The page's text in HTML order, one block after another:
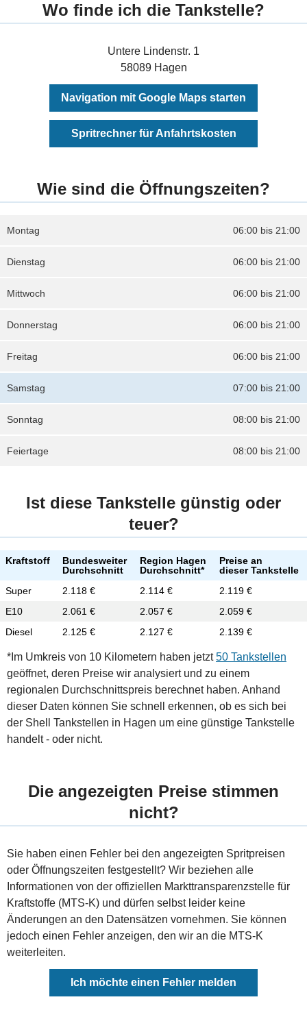
Wo finde ich die Tankstelle?
Untere Lindenstr. 1
58089 Hagen
Navigation mit Google Maps starten
Spritrechner für Anfahrtskosten
Wie sind die Öffnungszeiten?
06:00 bis 21:00
Montag
06:00 bis 21:00
Dienstag
06:00 bis 21:00
Mittwoch
06:00 bis 21:00
Donnerstag
06:00 bis 21:00
Freitag
07:00 bis 21:00
Samstag
08:00 bis 21:00
Sonntag
08:00 bis 21:00
Feiertage
Ist diese Tankstelle günstig oder
teuer?
Kraftstoff
Bundesweiter
Durchschnitt
Region Hagen
Durchschnitt*
Preise an
dieser Tankstelle
Super
2.118 € 2.114 €
2.119 €
E10
2.061 € 2.057 €
2.059 €
Diesel
2.125 € 2.127 € 2.139 €
*Im Umkreis von 10 Kilometern haben jetzt50 Tankstellen
geöffnet, deren Preise wir analysiert und zu einem
regionalen Durchschnittspreis berechnet haben. Anhand
dieser Daten können Sie schnell erkennen, ob es sich bei
der Shell Tankstellen in Hagen um eine günstige Tankstelle
handelt - oder nicht.
Die angezeigten Preise stimmen
nicht?
Sie haben einen Fehler bei den angezeigten Spritpreisen
oder Öffnungszeiten festgestellt? Wir beziehen alle
Informationen von der offiziellen Markttransparenzstelle für
Kraftstoffe (MTS-K) und dürfen selbst leider keine
Änderungen an den Datensätzen vornehmen. Sie können
jedoch einen Fehler anzeigen, den wir an die MTS-K
weiterleiten.
Ich möchte einen Fehler melden